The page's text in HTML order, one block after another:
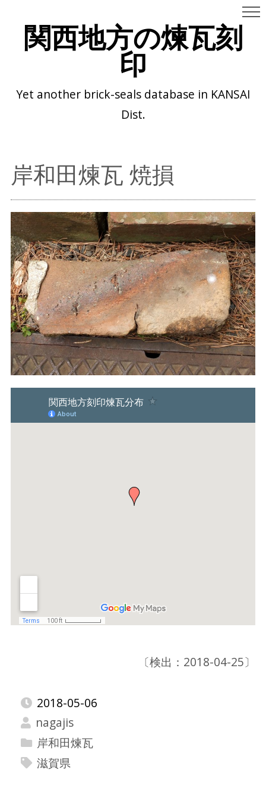
関西地方の煉瓦刻
印
Yet another brick-seals database in KANSAI
Dist.
岸和田煉瓦 焼損
〔検出：2018-04-25〕
2018-05-06
nagajis
岸和田煉瓦
滋賀県